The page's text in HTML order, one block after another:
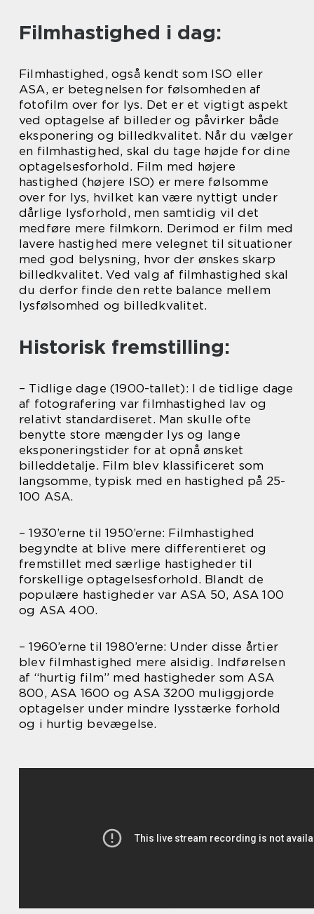
Filmhastighed i dag:
Filmhastighed, også kendt som ISO eller
ASA, er betegnelsen for følsomheden af
fotofilm over for lys. Det er et vigtigt aspekt
ved optagelse af billeder og påvirker både
eksponering og billedkvalitet. Når du vælger
en filmhastighed, skal du tage højde for dine
optagelsesforhold. Film med højere
hastighed (højere ISO) er mere følsomme
over for lys, hvilket kan være nyttigt under
dårlige lysforhold, men samtidig vil det
medføre mere filmkorn. Derimod er film med
lavere hastighed mere velegnet til situationer
med god belysning, hvor der ønskes skarp
billedkvalitet. Ved valg af filmhastighed skal
du derfor finde den rette balance mellem
lysfølsomhed og billedkvalitet.
Historisk fremstilling:
– Tidlige dage (1900-tallet): I de tidlige dage
af fotografering var filmhastighed lav og
relativt standardiseret. Man skulle ofte
benytte store mængder lys og lange
eksponeringstider for at opnå ønsket
billeddetalje. Film blev klassificeret som
langsomme, typisk med en hastighed på 25-
100 ASA.
– 1930’erne til 1950’erne: Filmhastighed
begyndte at blive mere differentieret og
fremstillet med særlige hastigheder til
forskellige optagelsesforhold. Blandt de
populære hastigheder var ASA 50, ASA 100
og ASA 400.
– 1960’erne til 1980’erne: Under disse årtier
blev filmhastighed mere alsidig. Indførelsen
af “hurtig film” med hastigheder som ASA
800, ASA 1600 og ASA 3200 muliggjorde
optagelser under mindre lysstærke forhold
og i hurtig bevægelse.